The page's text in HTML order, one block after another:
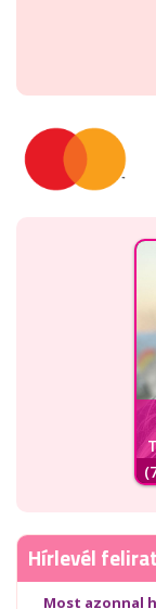
Hírlevél
Most azonnal